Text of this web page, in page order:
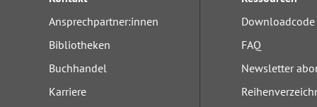
Ansprechpartner:innen
Bibliotheken
Buchhandel
Karriere
FAQ
Newsletter